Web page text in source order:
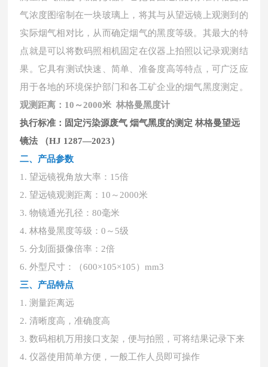
气浓度图缩制在一块玻璃上，将其与从望远镜上观测到的
实际烟气相对比，从而确定烟气的黑度等级。其最大的特
点就是可以将数码照相机固定在仪器上拍照以记录观测结
果。它具有测试快速、简单、准备度高等特点，可广泛应
用于各地的环境保护部门和各工矿企业的烟气黑度测定。
观测距离：10～2000米 林格曼黑度计
执行标准：固定污染源废气 烟气黑度的测定 林格曼望远
镜法
（HJ 1287—2023）
二、产品参数
1.望远镜视角放大率： 15倍
2.望远镜观测距离： 10～2000米
3.物镜通光孔径：80毫米
4.林格曼黑度等级：0～5级
5.分划面摄像倍率： 2倍
6.外型尺寸：（600×105×105）mm3
三、产品特点
1. 测量距离远
2. 清晰度高，准确度高
3. 数码相机万用接口支架，便与拍照，可将结果记录下来
4. 仪器使用简单方便，一般工作人员即可操作